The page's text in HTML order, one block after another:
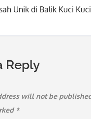
Unik di Balik Kuci
Reply
will not be
*